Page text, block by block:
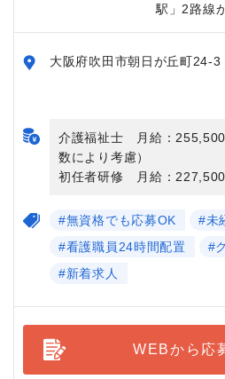
駅」2路線
大阪府吹田市朝日が丘町24-3
介護福祉士 月給：
数により考慮）
初任者研修 月給：227,500
#無資格でも応募OK
#未
#看護職員24時間配置
#
#新着求人
WEBから応